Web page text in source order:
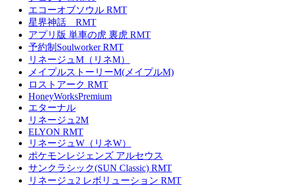
エコーオブソウル RMT
星界神話 RMT
アプリ版 単車の虎 裏虎 RMT
予約制Soulworker RMT
リネージュM（リネM）
メイプルストーリーM(メイプルM)
ロストアーク RMT
HoneyWorksPremium
エターナル
リネージュ2M
ELYON RMT
リネージュW（リネW）
ポケモンレジェンズ アルセウス
サンクラシック(SUN Classic) RMT
リネージュ2 レボリューション RMT